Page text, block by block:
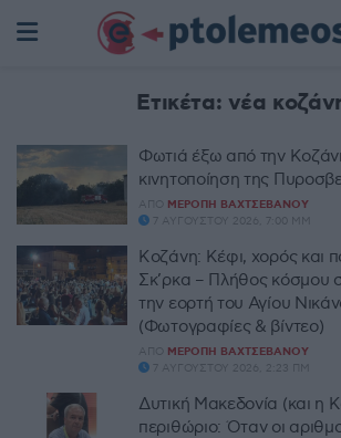
Ετικέτα: νέα
Φωτιά έξω από την
κινητοποίηση της
ΑΠΌ ΜΕΡΌΠΗ ΒΑΧΤΣΕΒΆΝΟΥ
7 ΑΥΓΟΎΣΤΟΥ 2026, 7:00 ΜΜ
Κοζάνη: Κέφι, χορός και
Σκ’ρκα – Πλήθος κόσμου
την εορτή του Αγίου
(Φωτογραφίες & βίντεο)
ΑΠΌ ΜΕΡΌΠΗ ΒΑΧΤΣΕΒΆΝΟΥ
7 ΑΥΓΟΎΣΤΟΥ 2026, 2:23 ΠΜ
Δυτική Μακεδονία (και η
περιθώριο: Όταν οι